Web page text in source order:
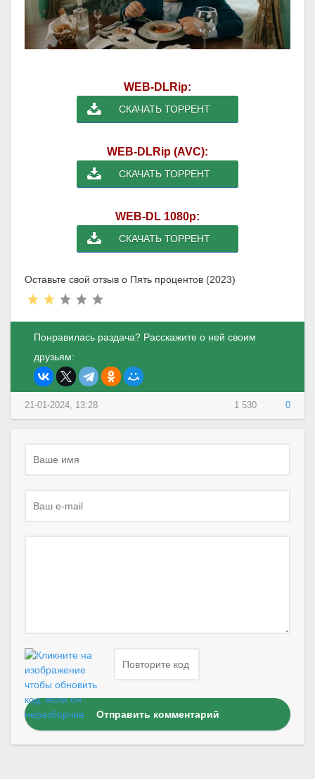
WEB-DLRip:
СКАЧАТЬ ТОРРЕНТ
WEB-DLRip (AVC):
СКАЧАТЬ ТОРРЕНТ
WEB-DL 1080p:
СКАЧАТЬ ТОРРЕНТ
Оставьте свой отзыв о Пять процентов (2023)
Понравилась раздача? Расскажите о ней своим
друзьям:
1 530 0
21-01-2024, 13:28
Отправить комментарий